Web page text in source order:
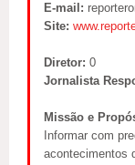
E-mail:
Site:
Diretor: 0
Jornalista
Missão e
Informar com
acontecimentos